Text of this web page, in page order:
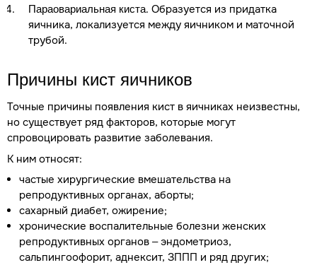
Параовариальная киста. Образуется из придатка
яичника, локализуется между яичником и маточной
трубой.
Причины кист яичников
Точные причины появления кист в яичниках неизвестны,
но существует ряд факторов, которые могут
спровоцировать развитие заболевания.
К ним относят:
частые хирургические вмешательства на
репродуктивных органах, аборты;
сахарный диабет, ожирение;
хронические воспалительные болезни женских
репродуктивных органов – эндометриоз,
сальпингоофорит, аднексит, ЗППП и ряд других;